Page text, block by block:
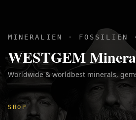
MINERALIEN · FOSSILIEN
WESTGEM
Worldwide & worldbest minerals,
SHOP